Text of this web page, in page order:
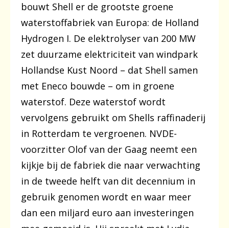
bouwt Shell er de grootste groene
waterstoffabriek van Europa: de Holland
Hydrogen I. De elektrolyser van 200 MW
zet duurzame elektriciteit van windpark
Hollandse Kust Noord – dat Shell samen
met Eneco bouwde – om in groene
waterstof. Deze waterstof wordt
vervolgens gebruikt om Shells raffinaderij
in Rotterdam te vergroenen. NVDE-
voorzitter Olof van der Gaag neemt een
kijkje bij de fabriek die naar verwachting
in de tweede helft van dit decennium in
gebruik genomen wordt en waar meer
dan een miljard euro aan investeringen